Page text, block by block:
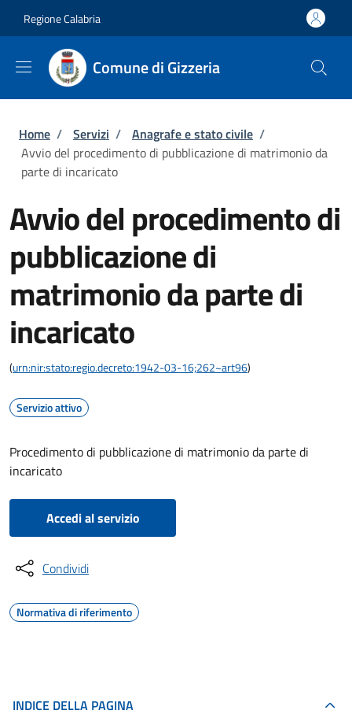
Regione Calabria
Comune di Gizzeria
Briciole di pane
Home / Servizi / Anagrafe e stato civile /
Avvio del procedimento di pubblicazione di matrimonio da
parte di incaricato
Avvio del procedimento di
pubblicazione di
matrimonio da parte di
incaricato
(urn:nir:stato:regio.decreto:1942-03-16;262~art96)
Servizio attivo
Procedimento di pubblicazione di matrimonio da parte di
incaricato
Accedi al servizio
Condividi
Normativa di riferimento
INDICE DELLA PAGINA